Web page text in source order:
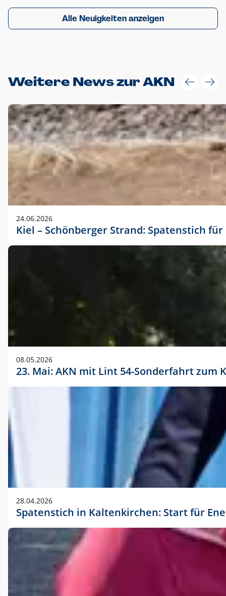
Alle Neuigkeiten anzeigen
Weitere News zur AKN
24.06.2026
Kiel – Schönberger Strand: Spatenstich
08.05.2026
23. Mai: AKN mit Lint 54-Sonderfahrt
28.04.2026
Spatenstich in Kaltenkirchen: Start für